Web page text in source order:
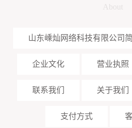
山东嵊灿网络科技有限公司
企业文化 营业执照
联系我们 关于我们
支付方式